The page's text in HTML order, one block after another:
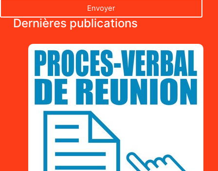
Envoyer
Dernières publications